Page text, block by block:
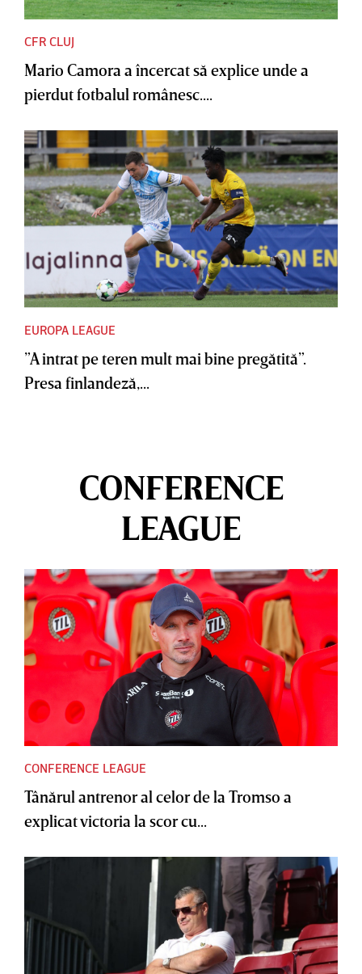
CFR CLUJ
Mario Camora a încercat să explice unde a
pierdut fotbalul românesc....
EUROPA LEAGUE
”A intrat pe teren mult mai bine pregătită”.
Presa finlandeză,...
CONFERENCE
LEAGUE
CONFERENCE LEAGUE
Tânărul antrenor al celor de la Tromso a
explicat victoria la scor cu...